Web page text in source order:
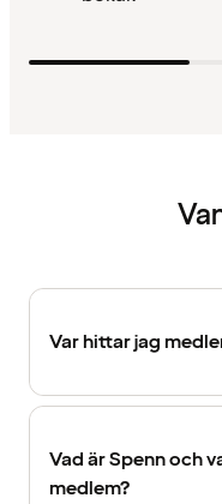
Var hittar jag
Vad är Spenn och
medlem?